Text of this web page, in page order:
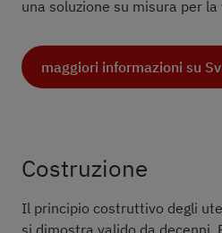
una soluzione su misura per
maggiori informazioni su
Costruzione
Il principio costruttivo degli